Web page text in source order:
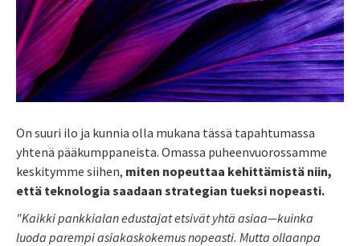
On suuri ilo ja kunnia olla mukana tässä tapahtumassa
yhtenä pääkumppaneista. Omassa puheenvuorossamme
keskitymme siihen, miten nopeuttaa kehittämistä niin,
että teknologia saadaan strategian tueksi nopeasti.
"Kaikki pankkialan edustajat etsivät yhtä asiaa—kuinka
luoda parempi asiakaskokemus nopeasti. Mutta ollaanpa